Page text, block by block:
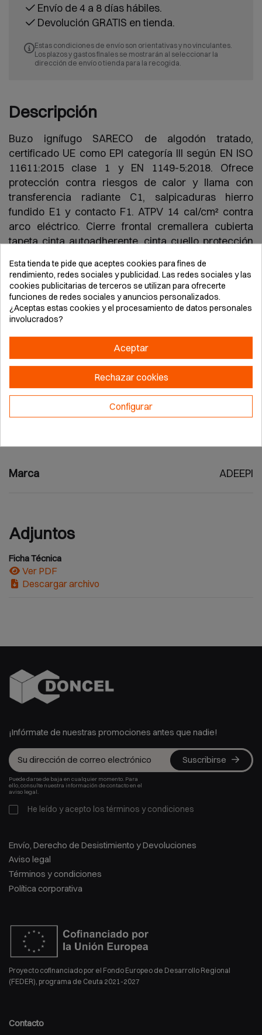
Envío de 4 a 8 días hábiles.
Devolución GRATIS en tienda.
Estas condiciones de envío son orientativas y no vinculantes.
Los plazos y gastos finales se mostrarán al seleccionar la
dirección de envío o tienda para la recogida.
Descripción
Buzo ignífugo SARECO de algodón tratado,
certificado UE como EPI categoría III según EN ISO
11611:2015 clase 1 y EN 1149-5:2018. Ofrece
protección contra riesgos de calor y llama con
transferencia radiante C1, salpicaduras hierro
fundido E1 y contacto F1. ATPV 14 cal/cm² contra
arco eléctrico. Cierre frontal cremallera cubierta
tapeta cinta autoadherente, cinta cuello protección
retroreflectantes retardantes fuego en torso,
brazos, piernas. Bolsillos: pecho, dos frontales,
trasero, lateral con tapeta autoadherente. Puño
elástico, cintura elástica. Ideal soldadores, entornos
seguridad Reglamento UE. Conservar limpio, seguir
instrucciones uso.
Marca ADEEPI
Adjuntos
Ficha Técnica
Ver PDF
Descargar archivo
¡Infórmate de nuestras promociones antes que nadie!
Suscribirse
Puede darse de baja en cualquier momento. Para
ello, consulte nuestra información de contacto en el
aviso legal.
He leído y acepto los términos y condiciones
Envío, Derecho de Desistimiento y Devoluciones
Aviso legal
Términos y condiciones
Política corporativa
Proyecto cofinanciado por el Fondo Europeo de Desarrollo Regional
(FEDER), programa de Ceuta 2021-2027
Contacto
Esta tienda te pide que aceptes cookies para fines de
rendimiento, redes sociales y publicidad. Las redes sociales y las
cookies publicitarias de terceros se utilizan para ofrecerte
funciones de redes sociales y anuncios personalizados.
¿Aceptas estas cookies y el procesamiento de datos personales
involucrados?
Aceptar
Rechazar cookies
Configurar